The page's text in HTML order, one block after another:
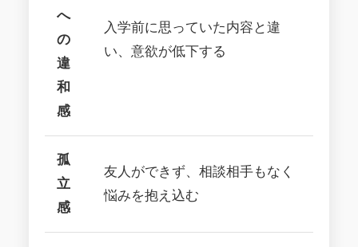
へ
の
違
和
感
入学前に思っていた内容と違
い、意欲が低下する
孤
立
感
友人ができず、相談相手もなく
悩みを抱え込む